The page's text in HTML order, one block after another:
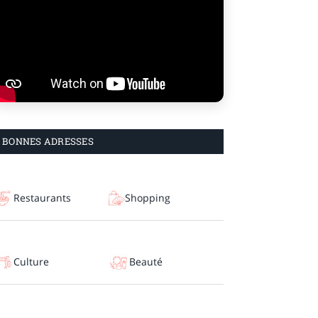
BONNES ADRESSES
Restaurants Shopping
Culture Beauté